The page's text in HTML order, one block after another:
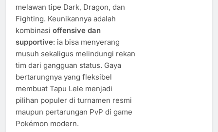
melawan tipe Dark, Dragon, dan
Fighting. Keunikannya adalah
kombinasi offensive dan
supportive: ia bisa menyerang
musuh sekaligus melindungi rekan
tim dari gangguan status. Gaya
bertarungnya yang fleksibel
membuat Tapu Lele menjadi
pilihan populer di turnamen resmi
maupun pertarungan PvP di game
Pokémon modern.